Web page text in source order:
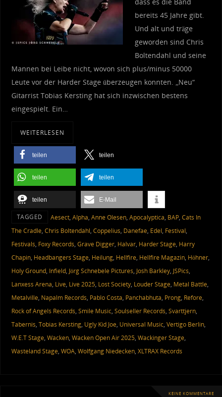
dass es die Band
bereits 45 Jahre gibt.
Und alt und träge
geworden sind Chris
Boltendahl und seine
Mannen bei Leibe nicht, wovon sich plus/minus 50000
Leute vor der Harder Stage überzeugen konnten. „Neu“
Gitarrist Tobias Kersting hat sich inzwischen bestens
eingespielt. Ein…
WEITERLESEN
teilen teilen
teilen teilen
teilen E-Mail
TAGGED Aesect, Alpha, Anne Olesen, Apocalyptica, BAP, Cats In
The Cradle, Chris Boltendahl, Coppelius, Danefae, Edel, Festival,
Festivals, Foxy Records, Grave Digger, Halvar, Harder Stage, Harry
Chapin, Headbangers Stage, Heilung, Hellfire, Hellfire Magazin, Höhner,
Holy Ground, Infield, Jörg Schnebele Pictures, Josh Barkley, JSPics,
Lanxess Arena, Live, Live 2025, Lost Society, Louder Stage, Metal Battle,
Metalville, Napalm Records, Pablo Costa, Panchabhuta, Prong, Refore,
Rock of Angels Records, Smile Music, Soulseller Records, Svarttjern,
Tabernis, Tobias Kersting, Ugly Kid Joe, Universal Music, Vertigo Berlin,
W.E.T Stage, Wacken, Wacken Open Air 2025, Wackinger Stage,
Wasteland Stage, WOA, Wolfgang Niedecken, XLTRAX Records
KEINE KOMMENTARE